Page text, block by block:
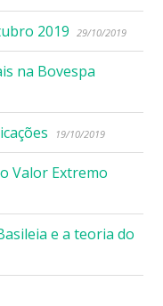
2019 29/10/2019
na Bovespa
19/10/2019
Valor Extremo
e a teoria do